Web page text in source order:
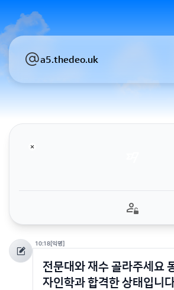
a5.thedeo.uk
10:18[익명]
전문대와 재수 골라주세요
자인학과 합격한 상태입니